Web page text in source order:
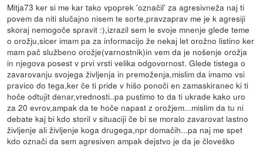
Mitja73 ker si me kar tako vpoprek 'označil' za agresivneža naj ti
povem da niti slučajno nisem te sorte,pravzaprav me je k agresiji
skoraj nemogoče spravit :),izrazil sem le svoje mnenje glede teme
o orožju,sicer imam pa za informacijo že nekaj let orožno listino ker
mam pač službeno orožje(varnostnik)in vem da je nošenje orožja
in njegova posest v prvi vrsti velika odgovornost. Glede tistega o
zavarovanju svojega življenja in premoženja,mislim da imamo vsi
pravico do tega,ker če ti pride v hišo ponoči en zamaskiranec ki ti
hoče odtujit denar,vrednosti..pa pustimo to da ti ukrade kako uro
za 20 evrov,ampak da te hoče napast z orožjem...mislim da tu ni
debate kaj bi kdo storil v situaciji če bi se moralo zavarovat lastno
življenje ali življenje koga drugega,npr domačih...pa naj me spet
kdo označi da sem agresiven ampak dejstvo je da je človeško